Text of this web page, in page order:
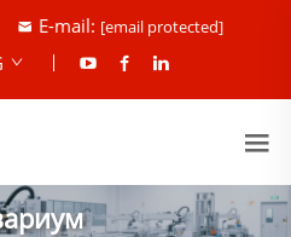
E-mail: [email protected]